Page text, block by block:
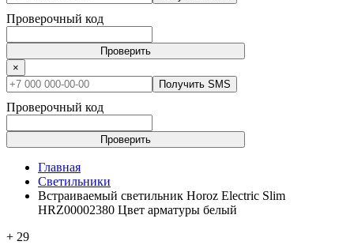
Проверочный код
Проверить
×
Получить SMS
Проверочный код
Проверить
Главная
Светильники
Встраиваемый светильник Horoz Electric Slim
HRZ00002380 Цвет арматуры белый
+ 29